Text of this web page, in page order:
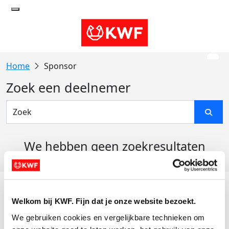
Welkom bij KWF. Fijn dat je onze website bezoekt.
We gebruiken cookies en vergelijkbare technieken om
Sponsor
Zoek een deelnemer
We hebben geen zoekresultaten
Actiematerialen
Evenementen